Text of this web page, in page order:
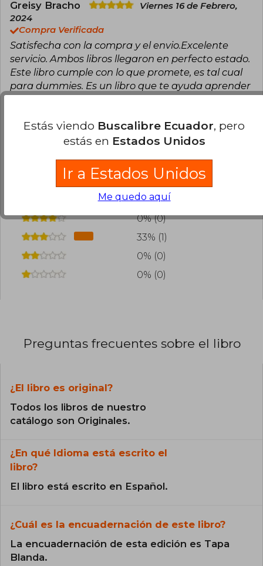
Greisy Bracho
Viernes 16 de Febrero,
2024
Compra Verificada
Satisfecha con la compra y el envio.Excelente
servicio. Ambos libros llegaron en perfecto estado.
Este libro cumple con lo que promete, es tal cual
para dummies. Es un libro que te ayuda aprender
Esta opinión es útil 0 No es útil
agregar tu propia evaluación.
67% (2)
0% (0)
33% (1)
0% (0)
0% (0)
Preguntas frecuentes sobre el libro
¿El libro es original?
Todos los libros de nuestro
catálogo son Originales.
¿En qué Idioma está escrito el
libro?
El libro está escrito en Español.
¿Cuál es la encuadernación de este libro?
La encuadernación de esta edición es Tapa
Blanda.
Estás viendo Buscalibre Ecuador, pero
estás en Estados Unidos
Ir a Estados Unidos
Me quedo aquí